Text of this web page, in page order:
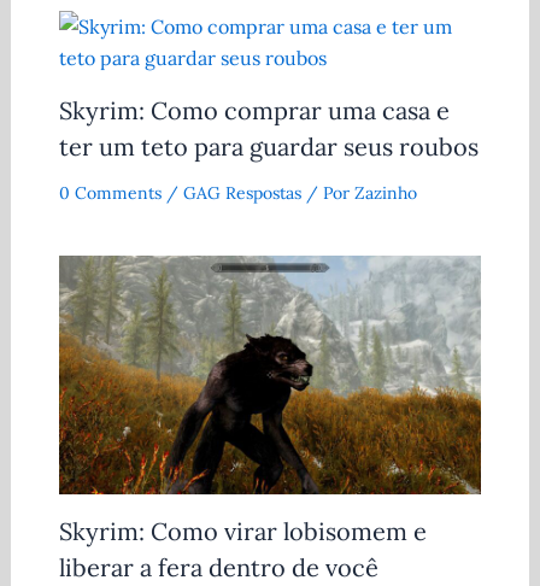
Skyrim: Como comprar uma casa e
ter um teto para guardar seus roubos
0 Comments / GAG Respostas/ Por Zazinho
Skyrim: Como virar lobisomem e
liberar a fera dentro de você